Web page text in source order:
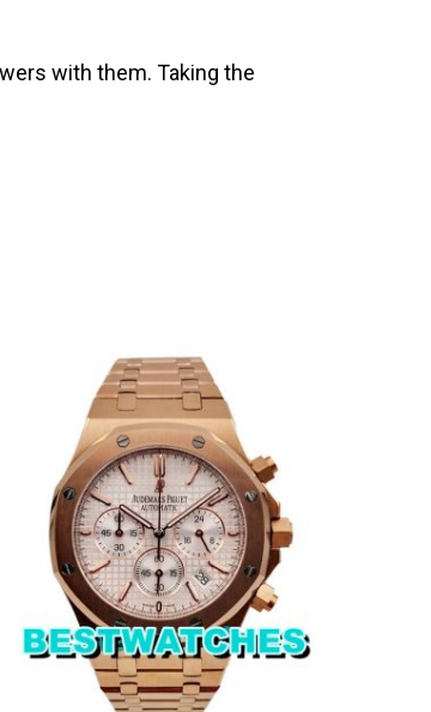
with them. Taking the